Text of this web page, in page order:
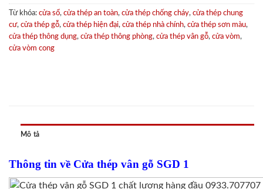
Từ khóa: cửa sổ, cửa thép an toàn, cửa thép chống cháy, cửa thép chung
cư, cửa thép gỗ, cửa thép hiện đại, cửa thép nhà chính, cửa thép sơn màu,
cửa thép thông dụng, cửa thép thông phòng, cửa thép vân gỗ, cửa vòm,
cửa vòm cong
Mô tả
Thông tin về Cửa thép vân gỗ SGD 1